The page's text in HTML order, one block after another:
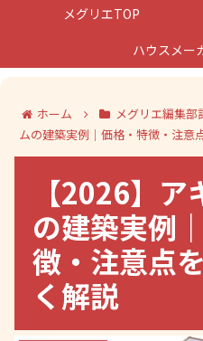
メグリエTOP
ハウスメー
ホーム メグリエ編集部
ムの建築実例｜価格・特徴・注意
【2026】
の建築実例
徴・注意点
く解説